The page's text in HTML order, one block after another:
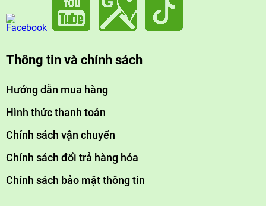
Thông tin và chính sách
Hướng dẫn mua hàng
Hình thức thanh toán
Chính sách vận chuyển
Chính sách đổi trả hàng hóa
Chính sách bảo mật thông tin